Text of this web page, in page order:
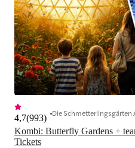
Kombi: Butterfly Gardens +
Tickets
4,7(993) Die Schmetterlingsgärten